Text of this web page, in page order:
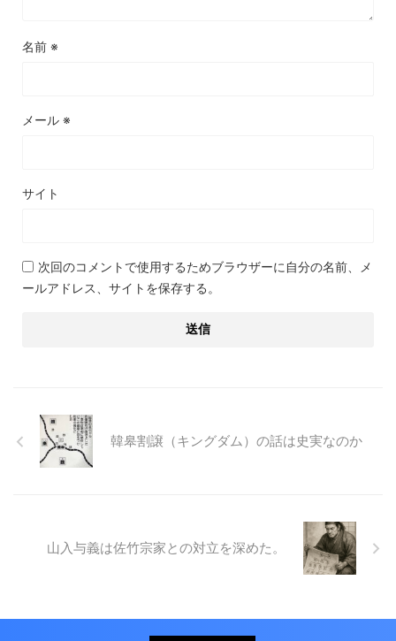
名前 ※
メール ※
サイト
次回のコメントで使用するためブラウザーに自分の名前、メ
ールアドレス、サイトを保存する。
韓皋割譲（キングダム）の話は史実なのか
山入与義は佐竹宗家との対立を深めた。